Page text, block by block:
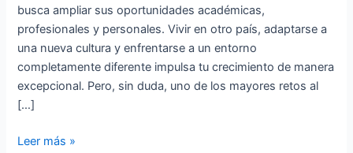
busca ampliar sus oportunidades académicas,
profesionales y personales. Vivir en otro país, adaptarse a
una nueva cultura y enfrentarse a un entorno
completamente diferente impulsa tu crecimiento de manera
excepcional. Pero, sin duda, uno de los mayores retos al
[…]
Leer más »